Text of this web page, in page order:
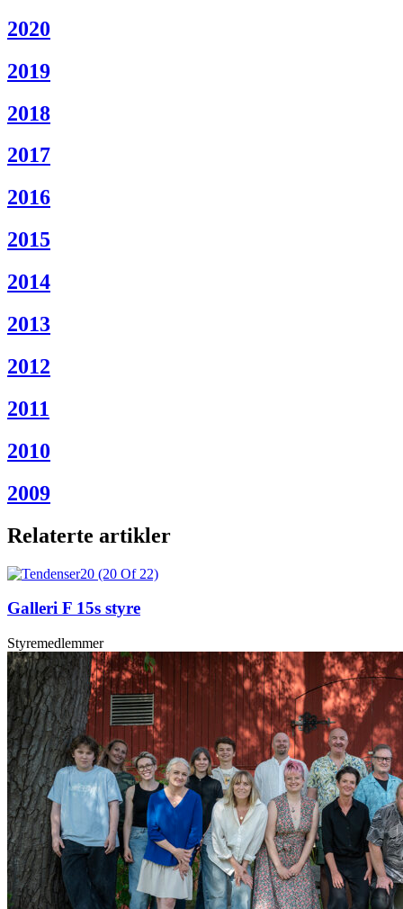
2020
2019
2018
2017
2016
2015
2014
2013
2012
2011
2010
2009
Relaterte artikler
Galleri F 15s styre
Styremedlemmer